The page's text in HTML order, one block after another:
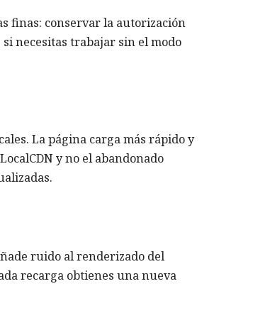
finas: conservar la autorización
necesitas trabajar sin el modo
La página carga más rápido y
y no el abandonado
ruido al renderizado del
recarga obtienes una nueva